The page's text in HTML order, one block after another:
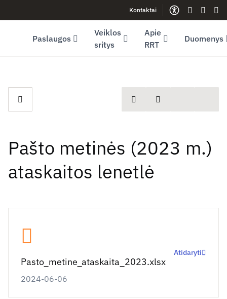
Youtube (opens in new window)Kontaktai
Gestų
Paslaugos
Veiklos
sritys
Apie
RRT
Duomenys
spausdintiDalintis
Pašto metinės (2023 m.)
ataskaitos lenetlė
Pasto_metine_ataskaita_2023.xlsx
2024-06-06
Atidaryti